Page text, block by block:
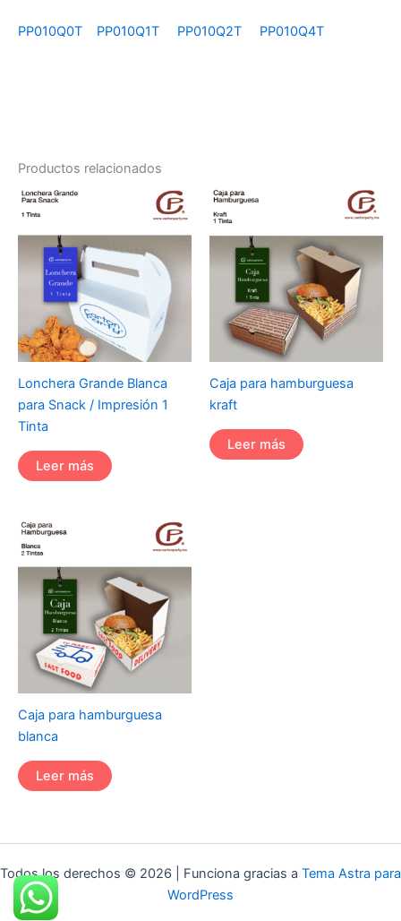
PP010Q0T PP010Q1T PP010Q2T PP010Q4T
Productos relacionados
Lonchera Grande Blanca
para Snack / Impresión 1
Tinta
Leer más
Caja para hamburguesa
kraft
Leer más
Caja para hamburguesa
blanca
Leer más
Todos los derechos © 2026 | Funciona gracias a Tema Astra para
WordPress